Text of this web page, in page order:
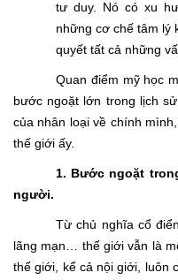
tư duy. Nó có xu
những cơ chế tâm lý
quyết tất cả những
Quan điểm mỹ học
bước ngoặt lớn trong lịch
của nhân loại về chính
thế giới ấy.
1. Bước ngoặt
người.
Từ chủ nghĩa cổ
lãng mạn… thế giới vẫn là
thế giới, kể cả nội giới, luôn